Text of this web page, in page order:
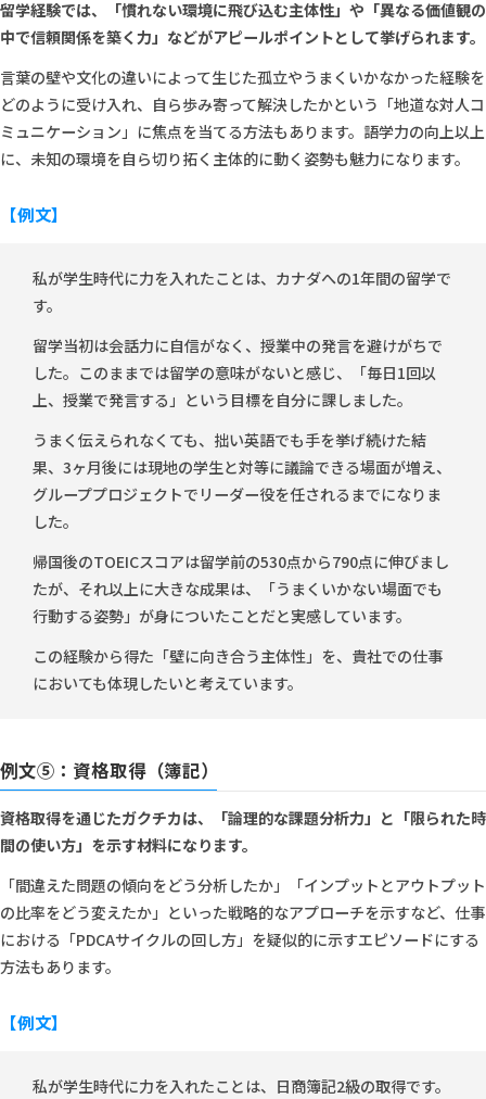
留学経験では、「慣れない環境に飛び込む主体性」や「異なる価値観の
中で信頼関係を築く力」などがアピールポイントとして挙げられます。
言葉の壁や文化の違いによって生じた孤立やうまくいかなかった経験を
どのように受け入れ、自ら歩み寄って解決したかという「地道な対人コ
ミュニケーション」に焦点を当てる方法もあります。語学力の向上以上
に、未知の環境を自ら切り拓く主体的に動く姿勢も魅力になります。
【例文】
私が学生時代に力を入れたことは、カナダへの1年間の留学で
す。
留学当初は会話力に自信がなく、授業中の発言を避けがちで
した。このままでは留学の意味がないと感じ、「毎日1回以
上、授業で発言する」という目標を自分に課しました。
うまく伝えられなくても、拙い英語でも手を挙げ続けた結
果、3ヶ月後には現地の学生と対等に議論できる場面が増え、
グループプロジェクトでリーダー役を任されるまでになりま
した。
帰国後のTOEICスコアは留学前の530点から790点に伸びまし
たが、それ以上に大きな成果は、「うまくいかない場面でも
行動する姿勢」が身についたことだと実感しています。
この経験から得た「壁に向き合う主体性」を、貴社での仕事
においても体現したいと考えています。
例文⑤：資格取得（簿記）
資格取得を通じたガクチカは、「論理的な課題分析力」と「限られた時
間の使い方」を示す材料になります。
「間違えた問題の傾向をどう分析したか」「インプットとアウトプット
の比率をどう変えたか」といった戦略的なアプローチを示すなど、仕事
における「PDCAサイクルの回し方」を疑似的に示すエピソードにする
方法もあります。
【例文】
私が学生時代に力を入れたことは、日商簿記2級の取得です。